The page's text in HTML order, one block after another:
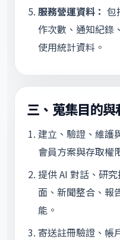
服務營運資料： 包
作次數、通知紀錄
使用統計資料。
三、蒐集目的
建立、驗證、維護
會員方案與存取權
提供 AI 對話、研
面、新聞整合、報
能。
寄送註冊驗證、帳